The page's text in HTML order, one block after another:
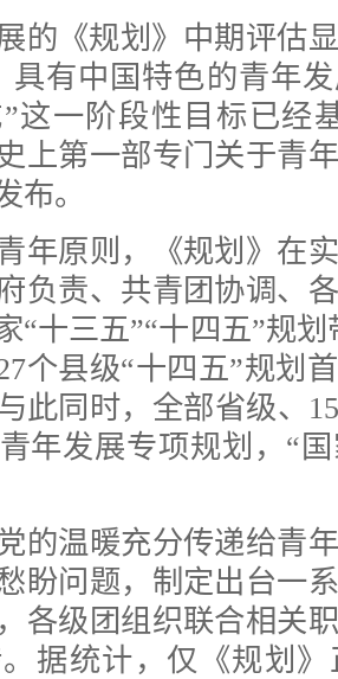
《规划》中期评估
具有中国特色的青年
这一阶段性目标已经
上第一部专门关于青
布。
原则，《规划》在实
负责、共青团协调、
“十三五”“十四五”规
个县级“十四五”规划
此同时，全部省级、
年发展专项规划，“
温暖充分传递给青年
盼问题，制定出台一
各级团组织联合相关
据统计，仅《规划